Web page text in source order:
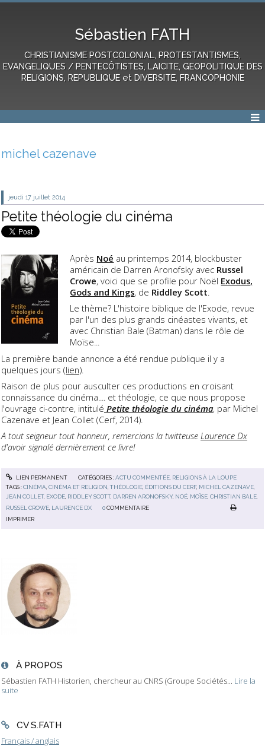
Sébastien FATH
CHRISTIANISME POSTCOLONIAL, PROTESTANTISMES,
EVANGELIQUES / PENTECÔTISTES, LAICITE, GEOPOLITIQUE DES
RELIGIONS, REPUBLIQUE et DIVERSITE, FRANCOPHONIE
À PROPOS
Sébastien FATH Historien, chercheur au CNRS (Groupe Sociétés... Lire la
suite
CV S.FATH
Français / anglais
michel cazenave
jeudi 17 juillet 2014
Petite théologie du cinéma
Après Noé au printemps 2014, blockbuster
américain de Darren Aronofsky avec Russel
Crowe, voici que se profile pour Noël Exodus,
Gods and Kings, de Riddley Scott.
Le thème? L'histoire biblique de l'Exode, revue
par l'un des plus grands cinéastes vivants, et
avec Christian Bale (Batman) dans le rôle de
Moïse...
La première bande annonce a été rendue publique il y a
quelques jours (lien).
Raison de plus pour ausculter ces productions en croisant
connaissance du cinéma.... et théologie, ce que nous propose
l'ouvrage ci-contre, intitulé Petite théologie du cinéma, par Michel
Cazenave et Jean Collet (Cerf, 2014).
A tout seigneur tout honneur, remercions la twitteuse Laurence Dx
d'avoir signalé dernièrement ce livre!
LIEN PERMANENT CATÉGORIES :ACTU COMMENTÉE, RELIGIONS À LA LOUPE
TAGS :CINÉMA,CINÉMA ET RELIGION,THÉOLOGIE, ÉDITIONS DU CERF, MICHEL CAZENAVE,
JEAN COLLET, EXODE, RIDDLEY SCOTT, DARREN ARONOFSKY, NOÉ, MOÏSE,CHRISTIAN BALE,
RUSSEL CROWE LAURENCE DX 0 COMMENTAIRE
IMPRIMER